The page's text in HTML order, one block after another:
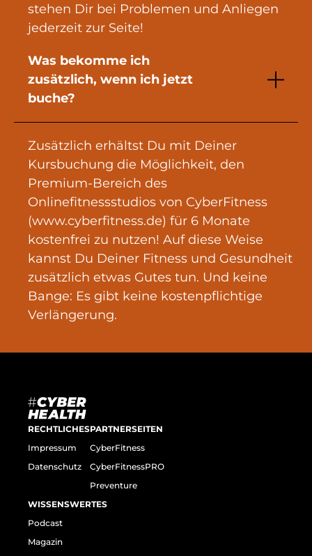
stehen Dir bei Problemen und Anliegen
jederzeit zur Seite!
Was bekomme ich
zusätzlich, wenn ich jetzt
buche?
Zusätzlich erhältst Du mit Deiner
Kursbuchung die Möglichkeit, den
Premium-Bereich des
Onlinefitnessstudios von CyberFitness
(www.cyberfitness.de) für 6 Monate
kostenfrei zu nutzen! Auf diese Weise
kannst Du Deiner Fitness und Gesundheit
zusätzlich etwas Gutes tun. Und keine
Bange: Es gibt keine kostenpflichtige
Verlängerung.
RECHTLICHES
Impressum
Datenschutz
PARTNERSEITEN
CyberFitness
CyberFitnessPRO
Preventure
WISSENSWERTES
Podcast
Magazin